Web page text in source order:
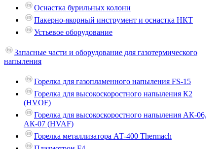
Оснастка бурильных колонн
Пакерно-якорный инструмент и оснастка НКТ
Устьевое оборудование
Запасные части и оборудование для газотермического
напыления
Горелка для газопламенного напыления FS-15
Горелка для высокоскоростного напыления К2
(HVOF)
Горелка для высокоскоростного напыления АК-06,
АК-07 (HVAF)
Горелка металлизатора АТ-400 Thermach